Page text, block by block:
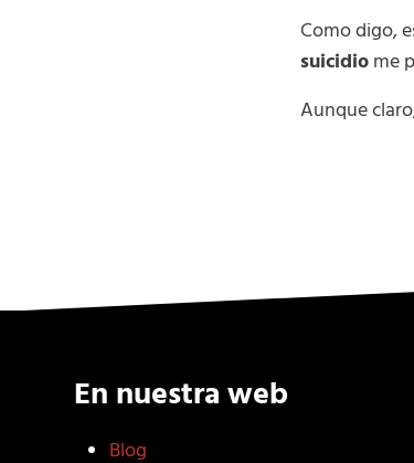
Como digo,
suicidiome
Aunque
En nuestra web
Blog